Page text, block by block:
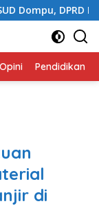
Penanganan
Opini Pendidikan
di